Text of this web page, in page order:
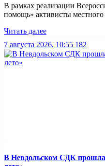
В рамках реализации
помощь» активисты местного
Читать далее
7 августа 2026, 10:55 182
В Невдольском СДК прошла